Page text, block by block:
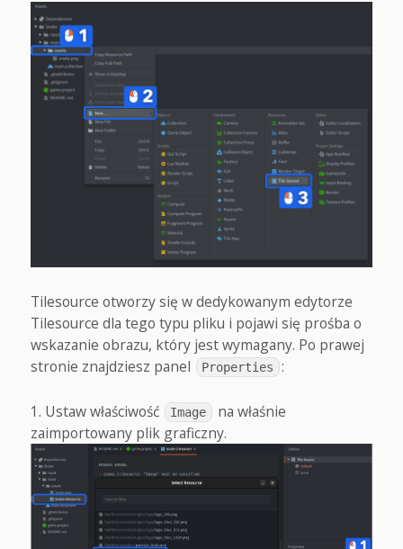
Tilesource otworzy się w dedykowanym edytorze
Tilesource dla tego typu pliku i pojawi się prośba o
wskazanie obrazu, który jest wymagany. Po prawej
stronie znajdziesz panel
Properties :
Ustaw właściwość Image
na właśnie
zaimportowany plik graficzny.